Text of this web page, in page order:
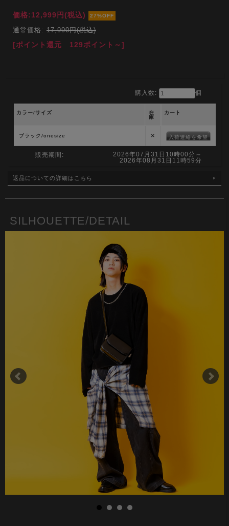
価格:12,999円(税込) 27%OFF
通常価格: 17,990円(税込)
[ポイント還元 129ポイント～]
購入数: 個
カラー/サイズ
在
庫
カート
ブラック/onesize × 入荷連絡を希望
販売期間:
2026年07月31日10時00分～
2026年08月31日11時59分
返品についての詳細はこちら
SILHOUETTE/DETAIL